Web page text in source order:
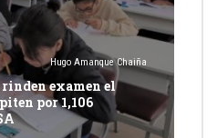
Hugo Amanque Chaiña
examen el
por 1,106